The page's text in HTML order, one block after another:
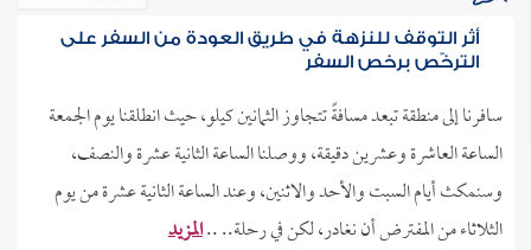
أثر التوقف للنزهة في طريق العودة من السفر على
الترخّص برخص السفر
سافرنا إلى منطقة تبعد مسافةً تتجاوز الثمانين كيلو، حيث انطلقنا يوم الجمعة
الساعة العاشرة وعشرين دقيقة، ووصلنا الساعة الثانية عشرة والنصف،
وسنمكث أيام السبت والأحد والاثنين، وعند الساعة الثانية عشرة من يوم
الثلاثاء من المفترض أن نغادر، لكن في رحلة.. ..المزيد